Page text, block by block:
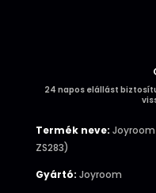
24 napos elállást
Termék neve:
ZS283)
Gyártó: Joyroom